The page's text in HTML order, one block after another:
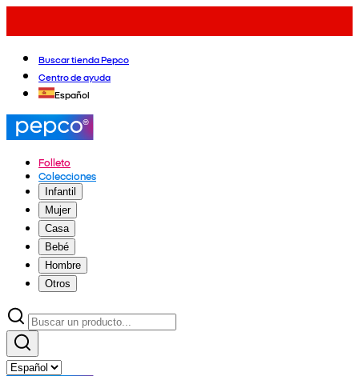
Buscar tienda Pepco
Centro de ayuda
Español
Folleto
Colecciones
Infantil
Mujer
Casa
Bebé
Hombre
Otros